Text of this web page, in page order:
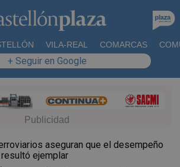
VILA-REAL COMARCAS
+ Seguir en Google
aseguran que el desempeño
ejemplar